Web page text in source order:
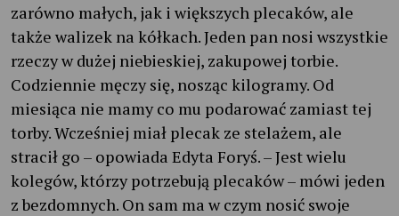
zarówno małych, jak i większych plecaków, ale
także walizek na kółkach. Jeden pan nosi wszystkie
rzeczy w dużej niebieskiej, zakupowej torbie.
Codziennie męczy się, nosząc kilogramy. Od
miesiąca nie mamy co mu podarować zamiast tej
torby. Wcześniej miał plecak ze stelażem, ale
stracił go – opowiada Edyta Foryś. – Jest wielu
kolegów, którzy potrzebują plecaków – mówi jeden
z bezdomnych. On sam ma w czym nosić swoje